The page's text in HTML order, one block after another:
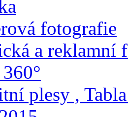
fotografie
a reklamní
plesy ,